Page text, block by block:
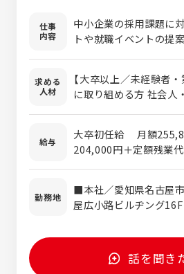
仕事
内容
中小企業の採用課題に
トや就職イベントの提
顧客は東海エリアを地
小企業様がメインです。 【営業手法】 はじめ
は新規営業が中心で、
当していただきます。
様のフォローもお任せ
るので提案しやすいのが強み
ェア」「エンジニア転職
ビ」 ■新卒採用メディア
採用ツールの作成 ■求人
どの求人代理店商材 ■
求める
人材
【大卒以上／未経験者
に取り組める方 社会人
達成の為の手段を自ら
得意・好きな方 □戦略
したい □1社の企業と
を築ける仕事がしたい
トなどに興味がある □
給与
大卒初任給 月額
204,000円＋定額残業
4,501,512円（入社5年
分・定額残業代含む）
勤務地
■本社／愛知県名古屋
屋広小路ビルヂング
シ！ ※U・Iターン歓迎
話を聞き